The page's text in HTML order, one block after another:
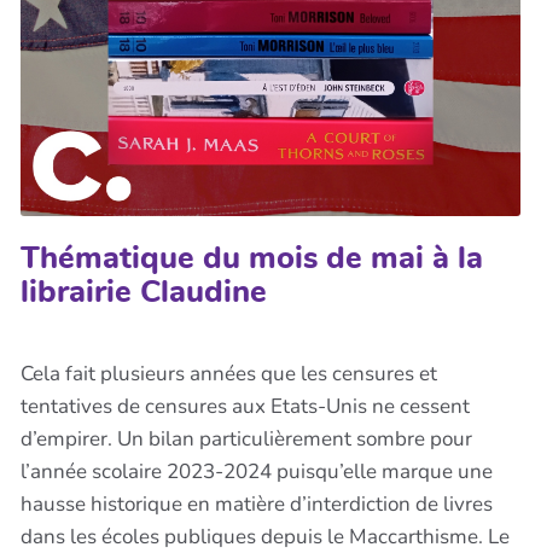
Thématique du mois de mai à la
librairie Claudine
Cela fait plusieurs années que les censures et
tentatives de censures aux Etats-Unis ne cessent
d’empirer. Un bilan particulièrement sombre pour
l’année scolaire 2023-2024 puisqu’elle marque une
hausse historique en matière d’interdiction de livres
dans les écoles publiques depuis le Maccarthisme. Le